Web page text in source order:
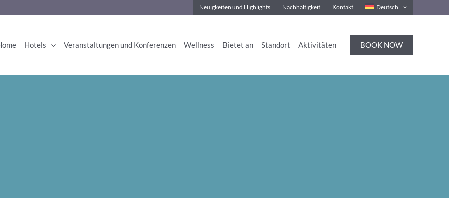
Neuigkeiten und Highlights Nachhaltigkeit Kontakt Deutsch
Hotels Veranstaltungen und Konferenzen Wellness Bietet an Standort Aktivitäten BOOK NOW